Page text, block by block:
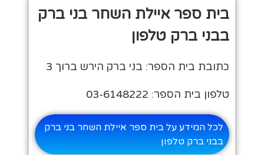
בית ספר איילת השחר בני ברק
בבני ברק טלפון
כתובת בית הספר: בני ברק הירש ברוך 3
טלפון בית הספר: 03-6148222
לכל המידע על בית ספר איילת השחר בני ברק
בבני ברק טלפון